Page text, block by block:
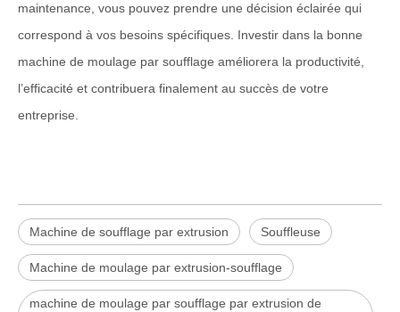
maintenance, vous pouvez prendre une décision éclairée qui
correspond à vos besoins spécifiques. Investir dans la bonne
machine de moulage par soufflage améliorera la productivité,
l’efficacité et contribuera finalement au succès de votre
entreprise.
Machine de soufflage par extrusion Souffleuse
Machine de moulage par extrusion-soufflage
machine de moulage par soufflage par extrusion de